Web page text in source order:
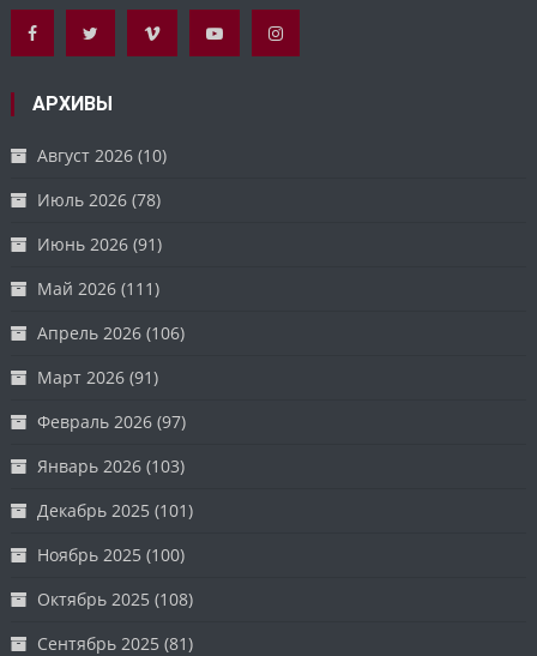
АРХИВЫ
Август 2026 (10)
Июль 2026 (78)
Июнь 2026 (91)
Май 2026 (111)
Апрель 2026 (106)
Март 2026 (91)
Февраль 2026 (97)
Январь 2026 (103)
Декабрь 2025 (101)
Ноябрь 2025 (100)
Октябрь 2025 (108)
Сентябрь 2025 (81)